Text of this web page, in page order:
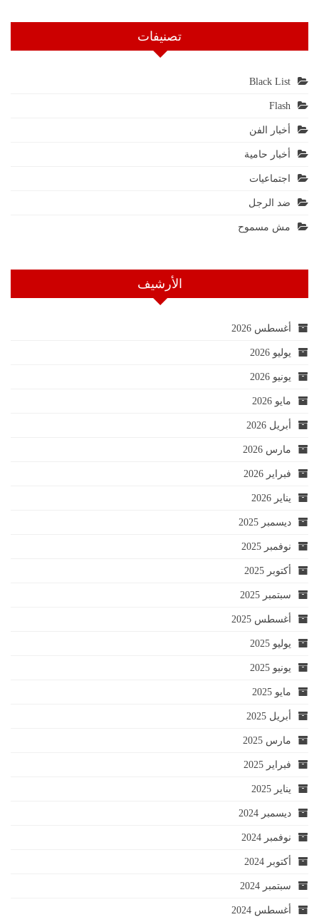
تصنيفات
Black List
Flash
أخبار الفن
أخبار حامية
اجتماعيات
ضد الرجل
مش مسموح
الأرشيف
أغسطس 2026
يوليو 2026
يونيو 2026
مايو 2026
أبريل 2026
مارس 2026
فبراير 2026
يناير 2026
ديسمبر 2025
نوفمبر 2025
أكتوبر 2025
سبتمبر 2025
أغسطس 2025
يوليو 2025
يونيو 2025
مايو 2025
أبريل 2025
مارس 2025
فبراير 2025
يناير 2025
ديسمبر 2024
نوفمبر 2024
أكتوبر 2024
سبتمبر 2024
أغسطس 2024